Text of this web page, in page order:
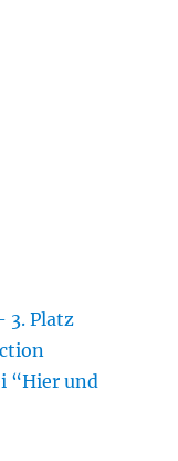
3. Platz
“Hier und